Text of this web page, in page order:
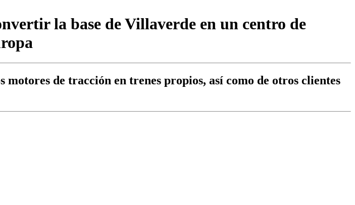
la base de Villaverde en un centro de
de tracción en trenes propios, así como de otros clientes